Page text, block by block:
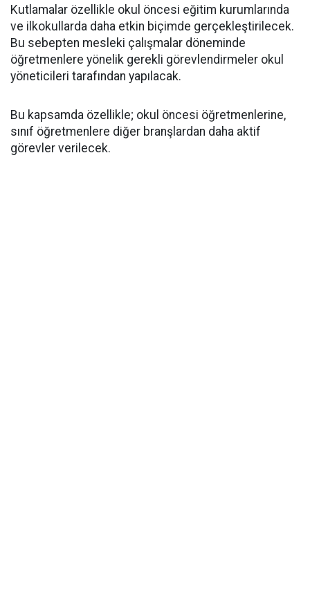
Kutlamalar özellikle okul öncesi eğitim kurumlarında
ve ilkokullarda daha etkin biçimde gerçekleştirilecek.
Bu sebepten mesleki çalışmalar döneminde
öğretmenlere yönelik gerekli görevlendirmeler okul
yöneticileri tarafından yapılacak.
Bu kapsamda özellikle; okul öncesi öğretmenlerine,
sınıf öğretmenlere diğer branşlardan daha aktif
görevler verilecek.